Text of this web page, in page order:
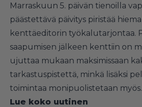
Marraskuun 5. päivän tienoilla
päästettävä päivitys piristää
kenttäeditorin työkalutarjontaa.
saapumisen jälkeen kenttiin on
ujuttaa mukaan maksimissaan
tarkastuspistettä, minkä lisäksi
toimintaa monipuolistetaan myös.
Lue koko uutinen